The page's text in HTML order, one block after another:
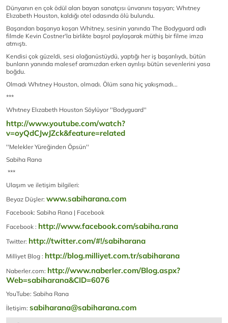
Dünyanın en çok ödül alan bayan sanatçısı ünvanını taşıyan; Whıtney
Elızabeth Houston, kaldığı otel odasında ölü bulundu.
Başarıdan başarıya koşan Whitney, sesinin yanında The Bodyguard adlı
filmde Kevin Costner'la birlikte başrol paylaşarak müthiş bir filme imza
atmıştı.
Kendisi çok güzeldi, sesi olağanüstüydü, yaptığı her iş başarılıydı, bütün
bunların yanında malesef aramızdan erken ayrılışı bütün sevenlerini yasa
boğdu.
Olmadı Whıtney Houston, olmadı. Ölüm sana hiç yakışmadı...
***
Whıtney Elızabeth Houston Söylüyor ''Bodyguard''
http://www.youtube.com/watch?
v=oyQdCJwJZck&feature=related
''Melekler Yüreğinden Öpsün''
Sabiha Rana
***
Ulaşım ve iletişim bilgileri:
Beyaz Düşler: www.sabiharana.com
Facebook: Sabiha Rana | Facebook
Facebook : http://www.facebook.com/sabiha.rana
Twitter: http://twitter.com/#!/sabiharana
Milliyet Blog : http://blog.milliyet.com.tr/sabiharana
Naberler.com: http://www.naberler.com/Blog.aspx?
Web=sabiharana&CID=6076
YouTube: Sabiha Rana
İletişim: sabiharana@sabiharana.com